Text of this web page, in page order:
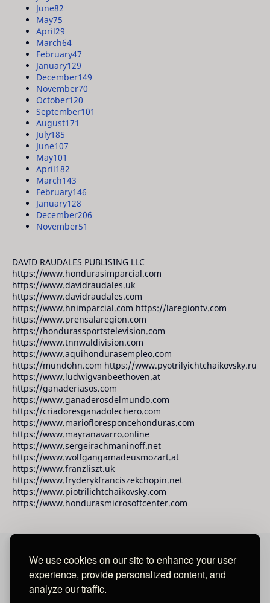
We use cookies on our site to enhance your user
experience, provide personalized content, and
analyze our traffic.
June82
May75
April29
March64
February47
January129
December149
November70
October120
September101
August171
July185
June107
May101
April182
March143
February146
January128
December206
November51
DAVID RAUDALES PUBLISING LLC
https://www.hondurasimparcial.com
https://www.davidraudales.uk
https://www.davidraudales.com
https://www.hnimparcial.com https://laregiontv.com
https://www.prensalaregion.com
https://hondurassportstelevision.com
https://www.tnnwaldivision.com
https://www.aquihondurasempleo.com
https://mundohn.com https://www.pyotrilyichtchaikovsky.ru
https://www.ludwigvanbeethoven.at
https://ganaderiasos.com
https://www.ganaderosdelmundo.com
https://criadoresganadolechero.com
https://www.mariofloresponcehonduras.com
https://www.mayranavarro.online
https://www.sergeirachmaninoff.net
https://www.wolfgangamadeusmozart.at
https://www.franzliszt.uk
https://www.fryderykfranciszekchopin.net
https://www.piotrilichtchaikovsky.com
https://www.hondurasmicrosoftcenter.com
David Raudales Publishing LLC